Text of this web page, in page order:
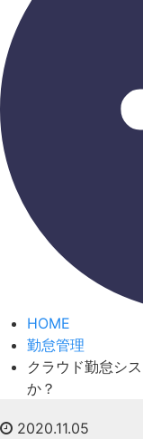
HOME
勤怠管理
クラウド勤怠シ
か？
2020.11.05